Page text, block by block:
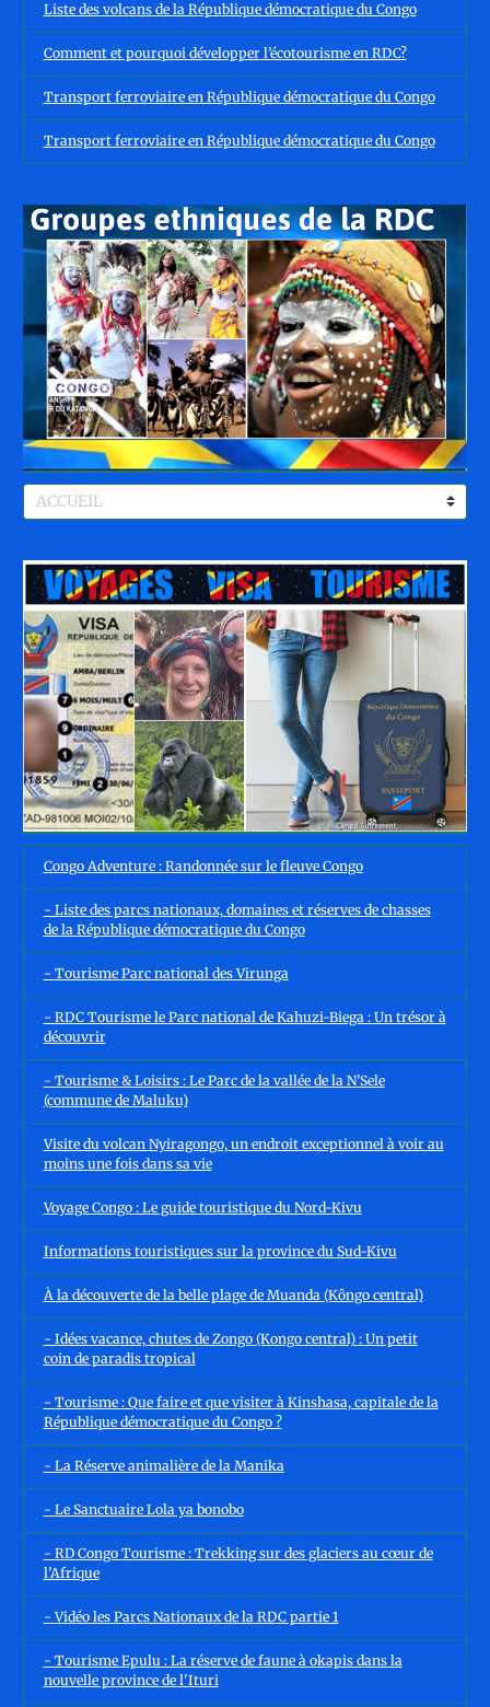
Liste des volcans de la République démocratique du Congo
Comment et pourquoi développer l’écotourisme en RDC?
Transport ferroviaire en République démocratique du Congo
Transport ferroviaire en République démocratique du Congo
Congo Adventure : Randonnée sur le fleuve Congo
- Liste des parcs nationaux, domaines et réserves de chasses
de la République démocratique du Congo
- Tourisme Parc national des Virunga
- RDC Tourisme le Parc national de Kahuzi-Biega : Un trésor à
découvrir
- Tourisme & Loisirs : Le Parc de la vallée de la N’Sele
(commune de Maluku)
Visite du volcan Nyiragongo, un endroit exceptionnel à voir au
moins une fois dans sa vie
Voyage Congo : Le guide touristique du Nord-Kivu
Informations touristiques sur la province du Sud-Kivu
À la découverte de la belle plage de Muanda (Kôngo central)
- Idées vacance, chutes de Zongo (Kongo central) : Un petit
coin de paradis tropical
- Tourisme : Que faire et que visiter à Kinshasa, capitale de la
République démocratique du Congo ?
- La Réserve animalière de la Manika
- Le Sanctuaire Lola ya bonobo
- RD Congo Tourisme : Trekking sur des glaciers au cœur de
l’Afrique
- Vidéo les Parcs Nationaux de la RDC partie 1
- Tourisme Epulu : La réserve de faune à okapis dans la
nouvelle province de l'Ituri